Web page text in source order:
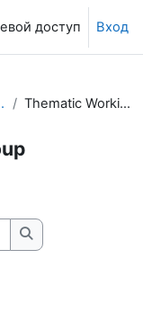
доступ Вход
November 2021) Thematic Working Group Discussions
Искать